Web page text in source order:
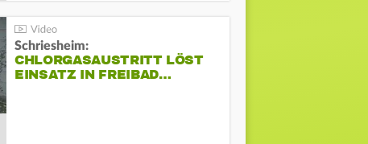
Schriesheim:
CHLORGASAUSTRITT LÖST
EINSATZ IN FREIBAD…